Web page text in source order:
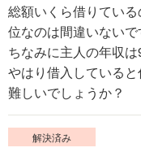
総額いくら借りてい
位なのは間違いないで
ちなみに主人の年収は
やはり借入している
難しいでしょうか？
解決済み